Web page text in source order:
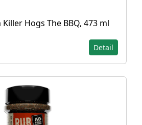
Killer Hogs The BBQ, 473 ml
Detail